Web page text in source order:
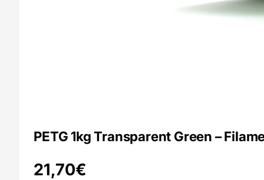
PETG 1kg Transparent Green –
21,70€